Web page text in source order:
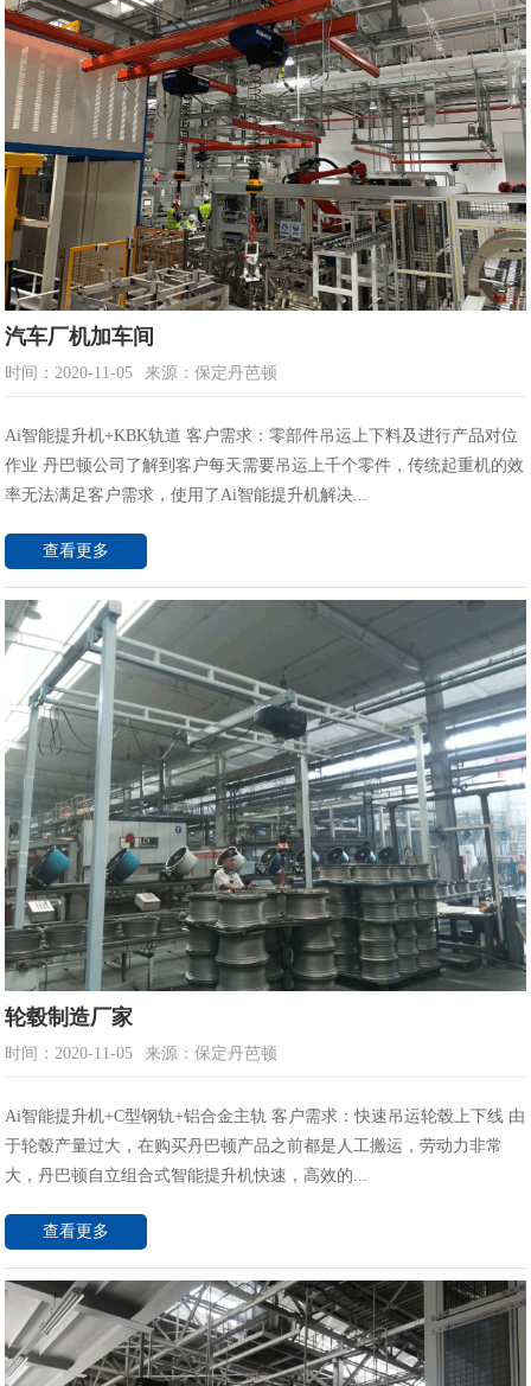
汽车厂机加车间
时间：2020-11-05 来源：保定丹芭顿
Ai智能提升机+KBK轨道 客户需求：零部件吊运上下料及进行产品对位
作业 丹巴顿公司了解到客户每天需要吊运上千个零件，传统起重机的效
率无法满足客户需求，使用了Ai智能提升机解决...
查看更多
轮毂制造厂家
时间：2020-11-05 来源：保定丹芭顿
Ai智能提升机+C型钢轨+铝合金主轨 客户需求：快速吊运轮毂上下线 由
于轮毂产量过大，在购买丹巴顿产品之前都是人工搬运，劳动力非常
大，丹巴顿自立组合式智能提升机快速，高效的...
查看更多